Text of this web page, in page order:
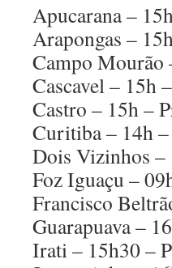
Apucarana –
Arapongas –
Campo Mourão
Cascavel – 15h
Castro – 15h –
Curitiba – 14h –
Dois Vizinhos –
Foz Iguaçu –
Francisco
Guarapuava –
Irati – 15h30 –